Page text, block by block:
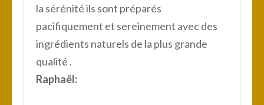
la sérénité ils sont préparés
pacifiquement et sereinement avec des
ingrédients naturels de la plus grande
qualité .
Raphaël: